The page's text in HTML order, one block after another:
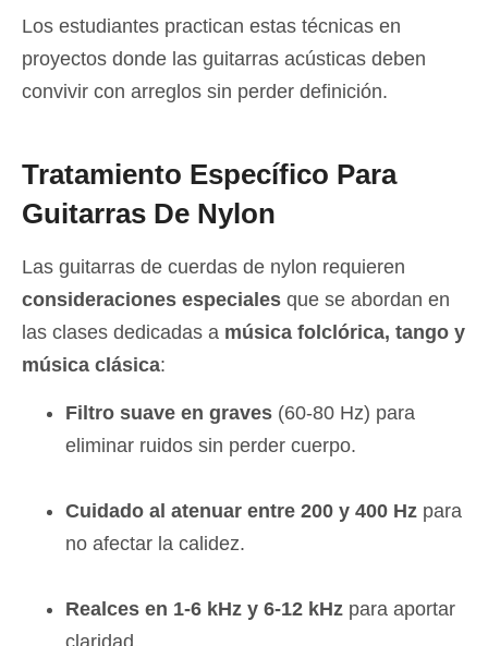
Los estudiantes practican estas técnicas en
proyectos donde las guitarras acústicas deben
convivir con arreglos sin perder definición.
Tratamiento Específico Para
Guitarras De Nylon
Las guitarras de cuerdas de nylon requieren
consideraciones especiales que se abordan en
las clases dedicadas a música folclórica, tango y
música clásica:
Filtro suave en graves (60-80 Hz) para
eliminar ruidos sin perder cuerpo.
Cuidado al atenuar entre 200 y 400 Hz para
no afectar la calidez.
Realces en 1-6 kHz y 6-12 kHz para aportar
claridad.